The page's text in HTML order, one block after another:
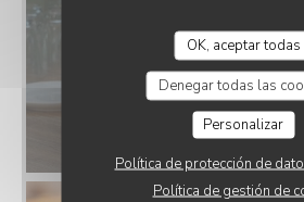
OK, aceptar todas
Denegar todas las
Personalizar
Política de protección de
Política de gestión de